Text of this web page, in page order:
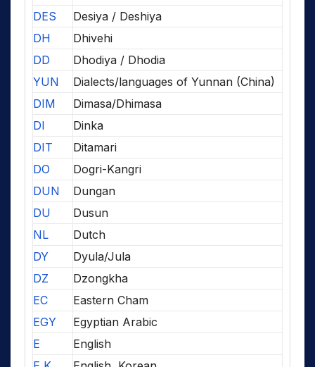
DES
Desiya / Deshiya
DH
Dhivehi
DD
Dhodiya / Dhodia
YUN
Dialects/languages of Yunnan (China)
DIM
Dimasa/Dhimasa
DI
Dinka
DIT
Ditamari
DO
Dogri-Kangri
DUN
Dungan
DU
Dusun
NL
Dutch
DY
Dyula/Jula
DZ
Dzongkha
EC
Eastern Cham
EGY
Egyptian Arabic
E
English